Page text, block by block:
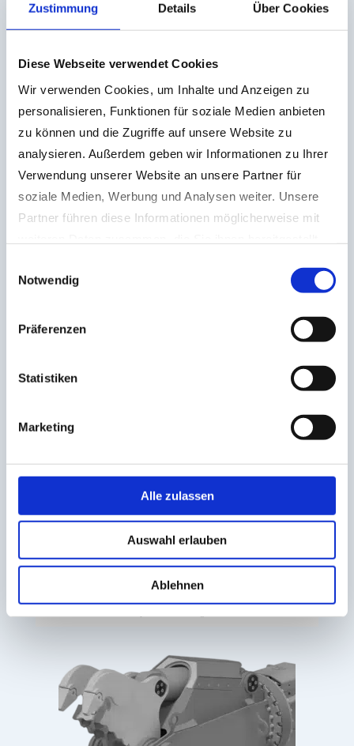
Zustimmung Details Über Cookies
Diese Webseite verwendet Cookies
Wir verwenden Cookies, um Inhalte und Anzeigen zu
personalisieren, Funktionen für soziale Medien anbieten
zu können und die Zugriffe auf unsere Website zu
analysieren. Außerdem geben wir Informationen zu Ihrer
Verwendung unserer Website an unsere Partner für
soziale Medien, Werbung und Analysen weiter. Unsere
Partner führen diese Informationen möglicherweise mit
gesammelt haben.
Notwendig
Präferenzen
Statistiken
Marketing
Alle zulassen
Auswahl erlauben
Ablehnen
Gewicht o. Adapter, kg 3.300
Baggergewicht, to
TC 800 A
Gewicht o. Adapter, kg 3.170
Maulöffnung max, mm 1.000
Baggergewicht, to ab 24
TC 800 S
Maulöffnung max, mm 600